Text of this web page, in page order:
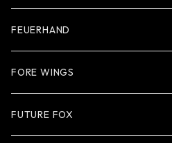
FEUERHAND
FORE WINGS
FUTURE FOX